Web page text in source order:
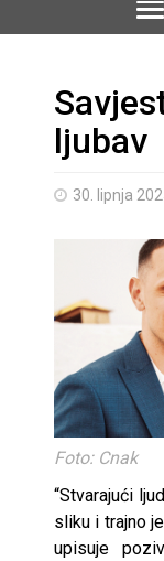
ljubav
30. lipnja
Foto: Cnak
“Stvarajući
sliku i trajno
upisuje